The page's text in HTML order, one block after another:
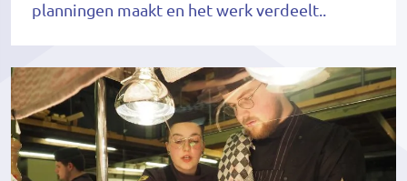
planningen maakt en het werk verdeelt..